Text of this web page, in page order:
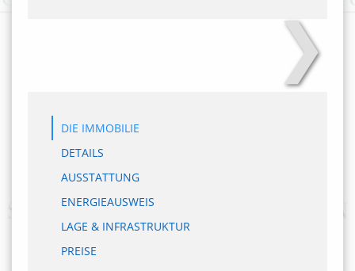
❯
DIE IMMOBILIE
DETAILS
AUSSTATTUNG
ENERGIEAUSWEIS
LAGE & INFRASTRUKTUR
PREISE